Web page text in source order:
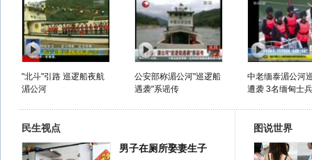
"北斗"引路 巡逻船夜航
湄公河
公安部称湄公河"巡逻船
遇袭"系谣传
中老缅泰湄公河
遭袭 3名缅甸士
民生视点
男子在厕所娶妻生子
图说世界